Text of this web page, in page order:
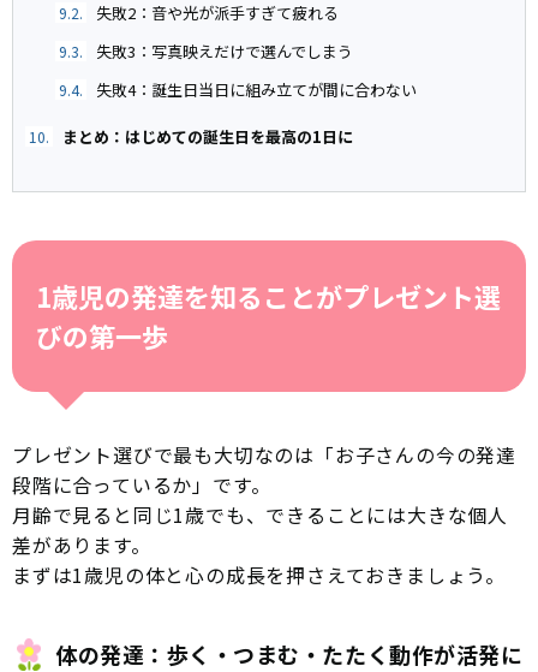
9.2. 失敗2：音や光が派手すぎて疲れる
9.3. 失敗3：写真映えだけで選んでしまう
9.4. 失敗4：誕生日当日に組み立てが間に合わない
10. まとめ：はじめての誕生日を最高の1日に
1歳児の発達を知ることがプレゼント選
びの第一歩
プレゼント選びで最も大切なのは「お子さんの今の発達
段階に合っているか」です。
月齢で見ると同じ1歳でも、できることには大きな個人
差があります。
まずは1歳児の体と心の成長を押さえておきましょう。
体の発達：歩く・つまむ・たたく動作が活発に